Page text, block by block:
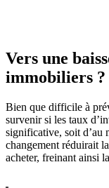
Vers une
immobiliers ?
Bien que difficile à
survenir si les taux
significative, soit d’au
changement réduirait
acheter, freinant ainsi